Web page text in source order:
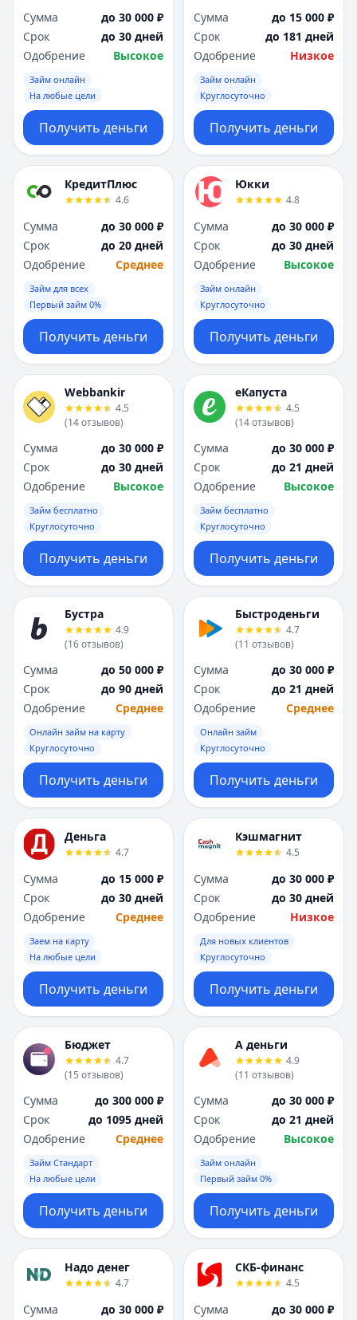
Сумма
до 30 000 ₽
Срок
до 30 дней
Одобрение
Высокое
Займ онлайн
На любые цели
Получить деньги
Сумма
до 15 000 ₽
Срок
до 181 дней
Одобрение
Низкое
Займ онлайн
Круглосуточно
Получить деньги
КредитПлюс
4.6
Сумма
до 30 000 ₽
Срок
до 20 дней
Одобрение
Среднее
Займ для всех
Первый займ 0%
Получить деньги
Юкки
4.8
Сумма
до 30 000 ₽
Срок
до 30 дней
Одобрение
Высокое
Займ онлайн
Круглосуточно
Получить деньги
Webbankir
4.5
(14отзывов)
Сумма
до 30 000 ₽
Срок
до 30 дней
Одобрение
Высокое
Займ бесплатно
Круглосуточно
Получить деньги
еКапуста
4.5
(14отзывов)
Сумма
до 30 000 ₽
Срок
до 21 дней
Одобрение
Высокое
Займ бесплатно
Круглосуточно
Получить деньги
Бустра
4.9
(16отзывов)
Сумма
до 50 000 ₽
Срок
до 90 дней
Одобрение
Среднее
Онлайн займ на карту
Круглосуточно
Получить деньги
Быстроденьги
4.7
(11 отзывов)
Сумма
до 30 000 ₽
Срок
до 21 дней
Одобрение
Среднее
Онлайн займ
Круглосуточно
Получить деньги
Деньга
4.7
Сумма
до 15 000 ₽
Срок
до 30 дней
Одобрение
Среднее
Заем на карту
На любые цели
Получить деньги
Кэшмагнит
4.5
Сумма
до 30 000 ₽
Срок
до 30 дней
Одобрение
Низкое
Для новых клиентов
Круглосуточно
Получить деньги
Бюджет
4.7
(15 отзывов)
Сумма
до 300 000 ₽
Срок
до 1095 дней
Одобрение
Среднее
Займ Стандарт
На любые цели
Получить деньги
А деньги
4.9
(11 отзывов)
Сумма
до 30 000 ₽
Срок
до 21 дней
Одобрение
Высокое
Займ онлайн
Первый займ 0%
Получить деньги
Надо денег
4.7
Сумма
до 30 000 ₽
СКБ-финанс
4.5
Сумма
до 30 000 ₽